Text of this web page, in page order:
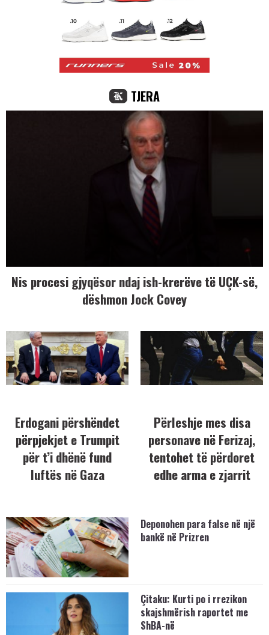
TJERA
Nis procesi gjyqësor ndaj ish-krerëve të UÇK-së,
dëshmon Jock Covey
Erdogani përshëndet
përpjekjet e Trumpit
për t’i dhënë fund
luftës në Gaza
Përleshje mes disa
personave në Ferizaj,
tentohet të përdoret
edhe arma e zjarrit
Deponohen para false në një
bankë në Prizren
Çitaku: Kurti po i rrezikon
skajshmërish raportet me
ShBA-në